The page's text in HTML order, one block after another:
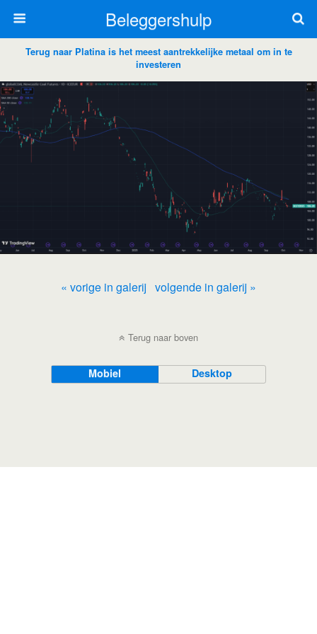
Beleggershulp
Terug naar Platina is het meest aantrekkelijke metaal om in te
investeren
« vorige in galerij volgende in galerij »
Terug naar boven
Mobiel Desktop